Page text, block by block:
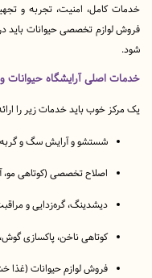
امنیت، تجربه و تجهیزات
تخصصی حیوانات باید در همان
اصلی آرایشگاه حیوانات و پت‌شاپ
خوب باید خدمات زیر را ارائه دهد:
شستشو و آرایش سگ و گربه
اصلاح تخصصی (کوتاهی مو، آرایش
دیشدینگ، گره‌زدایی و مراقبت پوست
کوتاهی ناخن، پاکسازی گوش،
فروش لوازم حیوانات (غذا خشک،